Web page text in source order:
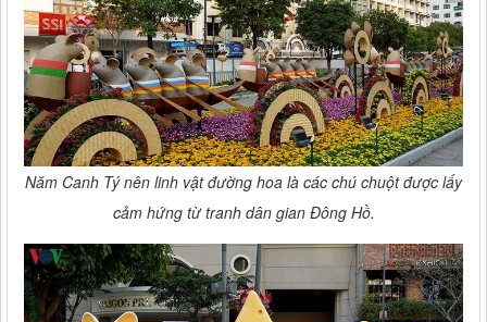
Năm Canh Tý nên linh vật đường hoa là các chú chuột được lấy
cảm hứng từ tranh dân gian Đông Hồ.